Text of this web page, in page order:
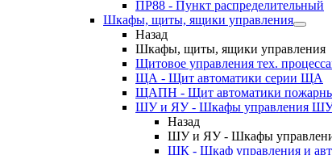
ПР88 - Пункт распределительный
Шкафы, щиты, ящики управления
Назад
Шкафы, щиты, ящики управления
Щитовое управления тех.
ЩА - Щит автоматики серии ЩА
ЩАПН - Щит автоматики
ШУ и ЯУ - Шкафы управления ШУ
Назад
ШУ и ЯУ - Шкафы
ШК - Шкаф управления и